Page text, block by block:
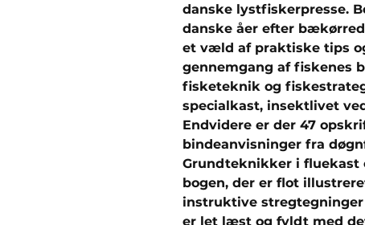
danske lystfiskerpresse.
danske åer efter
et væld af praktiske tips
gennemgang af fiskenes
fisketeknik og
specialkast, insektlivet
Endvidere er der 47
bindeanvisninger fra
Grundteknikker i
bogen, der er flot
instruktive stregtegninger
er let læst og fyldt med